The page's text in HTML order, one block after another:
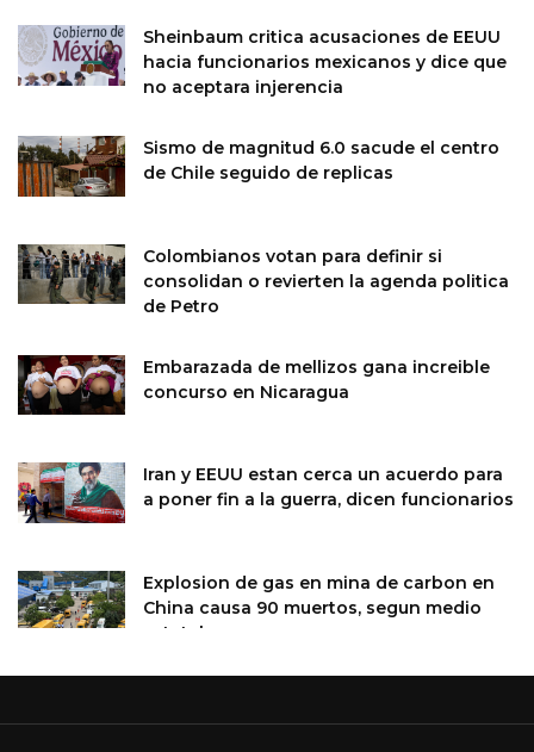
Sheinbaum critica acusaciones de EEUU
hacia funcionarios mexicanos y dice que
no aceptara injerencia
Sismo de magnitud 6.0 sacude el centro
de Chile seguido de replicas
Colombianos votan para definir si
consolidan o revierten la agenda politica
de Petro
Embarazada de mellizos gana increible
concurso en Nicaragua
Iran y EEUU estan cerca un acuerdo para
a poner fin a la guerra, dicen funcionarios
Explosion de gas en mina de carbon en
China causa 90 muertos, segun medio
estatal